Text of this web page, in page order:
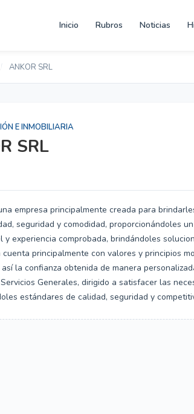
Inicio Rubros Noticias
ANKOR SRL
E INMOBILIARIA
SRL
una empresa principalmente creada para
seguridad y comodidad, proporcionándoles
experiencia comprobada, brindándoles
principalmente con valores y principios
la confianza obtenida de manera
Generales, dirigido a satisfacer las
estándares de calidad, seguridad y